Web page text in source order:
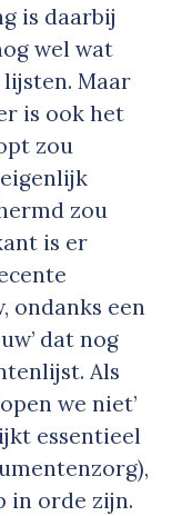
is daarbij
wel wat
lijsten. Maar
is ook het
zou
zou
is er
ondanks een
dat nog
Als
we niet’
essentieel
in orde zijn.